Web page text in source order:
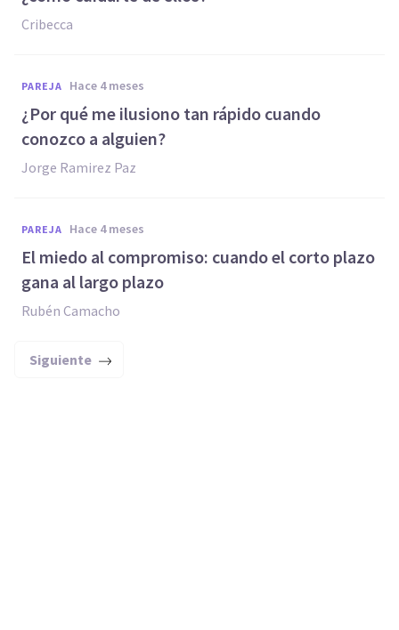
Cribecca
PAREJA hace 4 meses
¿Por qué me ilusiono tan rápido cuando
conozco a alguien?
Jorge Ramirez Paz
PAREJA hace 4 meses
El miedo al compromiso: cuando el corto plazo
gana al largo plazo
Rubén Camacho
Siguiente